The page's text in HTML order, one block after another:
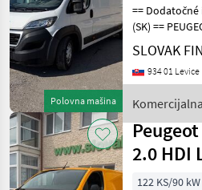
Polovna mašina
==
(SK) == PEUGEOT BOXER
L4H2 r.v. 7/2018, 269
km, EURO 6, 120 kw, 1997
cm3, EURO 6, manuál, 3
SLOVAK
934 01 Levice
Peugeot
Peugeot
2.0 HDI
seats
122 KS/90 kW